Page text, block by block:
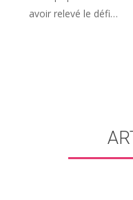
avoir relevé le défi…